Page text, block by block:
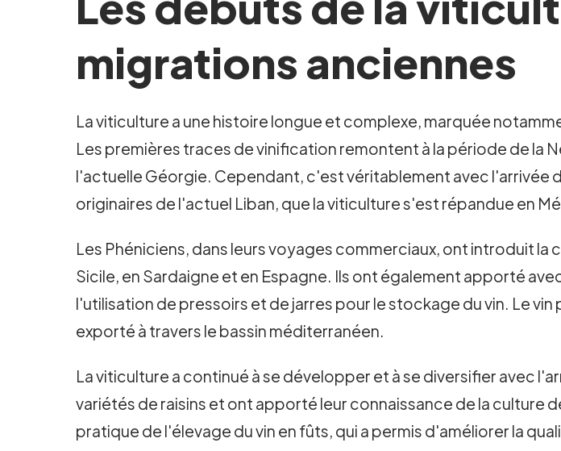
migrations anciennes
La viticulture a une histoire longue et complexe, marquée
Les premières traces de vinification remontent à la période de la
l'actuelle Géorgie. Cependant, c'est véritablement avec l'arrivée
originaires de l'actuel Liban, que la viticulture s'est répandue en
Les Phéniciens, dans leurs voyages commerciaux, ont introduit
Sicile, en Sardaigne et en Espagne. Ils ont également apporté
l'utilisation de pressoirs et de jarres pour le stockage du vin. Le
exporté à travers le bassin méditerranéen.
La viticulture a continué à se développer et à se diversifier avec
variétés de raisins et ont apporté leur connaissance de la culture
pratique de l'élevage du vin en fûts, qui a permis d'améliorer la